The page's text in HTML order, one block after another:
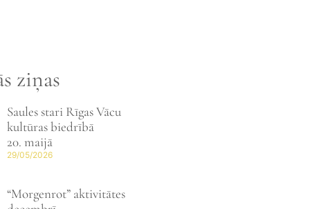
ziņas
Saules stari Rīgas Vācu
kultūras biedrībā
20. maijā
29/05/2026
“Morgenrot” aktivitātes